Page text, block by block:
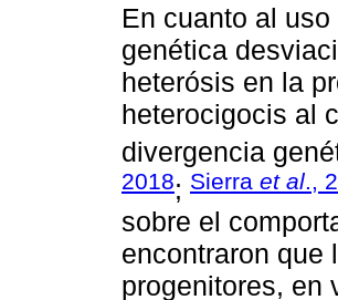
En cuanto al
genética
heterósis en la
heterocigocis al
divergencia
2018; Sierra et al.,
sobre el
encontraron que
progenitores, en